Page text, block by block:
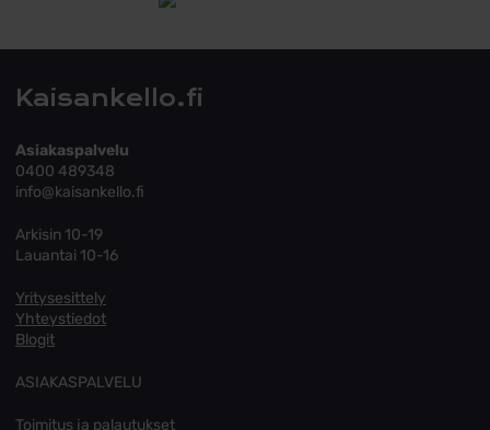
Kaisankello.fi
Asiakaspalvelu
0400 489348
info@kaisankello.fi
Arkisin 10-19
Lauantai 10-16
Yritysesittely
Yhteystiedot
Blogit
ASIAKASPALVELU
Toimitus ja palautukset